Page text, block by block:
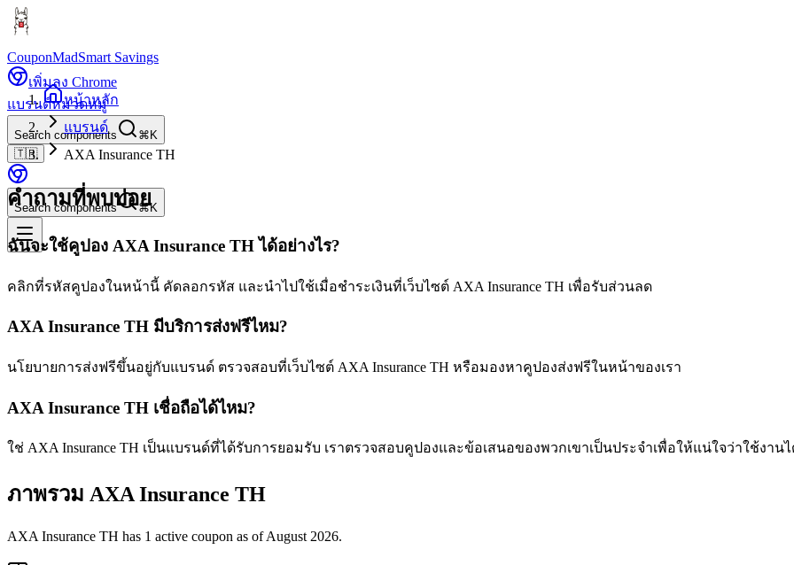
CouponMadSmart Savings
เพิ่มลง Chrome
แบรนด์หมวดหมู่
Search components
⌘K
🇹🇭
Search components ⌘K
หน้าหลัก
แบรนด์
AXA Insurance TH
คำถามที่พบบ่อย
ฉันจะใช้คูปอง AXA Insurance TH ได้อย่างไร?
คลิกที่รหัสคูปองในหน้านี้ คัดลอกรหัส และนำไปใช้เมื่อชำระเงินที่เว็บไซต์ AXA Insurance TH เพื่อรับส่วนลด
AXA Insurance TH มีบริการส่งฟรีไหม?
นโยบายการส่งฟรีขึ้นอยู่กับแบรนด์ ตรวจสอบที่เว็บไซต์ AXA Insurance TH หรือมองหาคูปองส่งฟรีในหน้าของเรา
AXA Insurance TH เชื่อถือได้ไหม?
ใช่ AXA Insurance TH เป็นแบรนด์ที่ได้รับการยอมรับ เราตรวจสอบคูปองและข้อเสนอของพวกเขาเป็นประจำเพื่อให้แน่ใจว่าใช้งานไ
ภาพรวม AXA Insurance TH
AXA Insurance TH has 1 active coupon as of August 2026.